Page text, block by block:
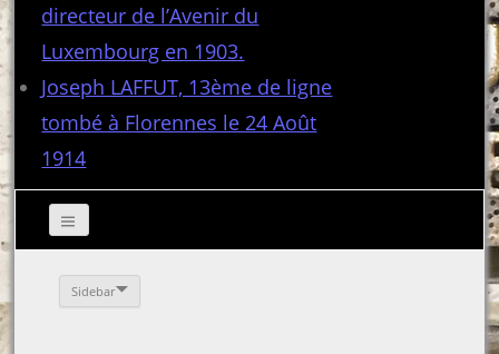
directeur de l’Avenir du
Luxembourg en 1903.
Joseph LAFFUT, 13ème de ligne
tombé à Florennes le 24 Août
1914
Sidebar